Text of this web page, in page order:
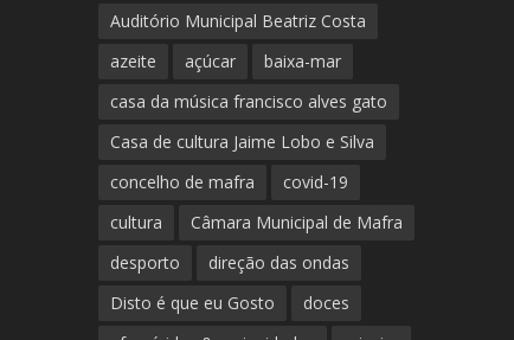
Auditório Municipal Beatriz Costa
azeite
açúcar
baixa-mar
casa da música francisco alves gato
Casa de cultura Jaime Lobo e Silva
concelho de mafra
covid-19
cultura
Câmara Municipal de Mafra
desporto
direção das ondas
Disto é que eu Gosto
doces